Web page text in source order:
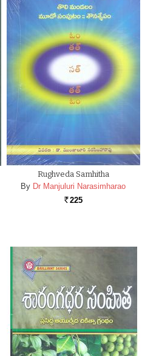
Rughveda Samhitha
By Dr Manjuluri Narasimharao
Rs. 225